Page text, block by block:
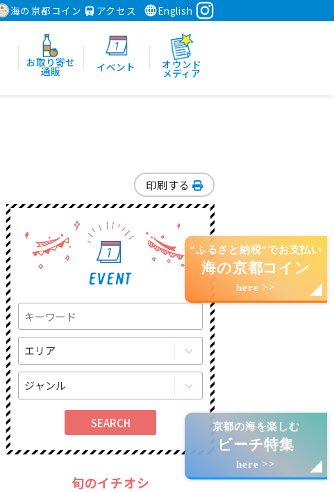
海の京都コイン アクセス English
お取り寄せ
通販 イベント オウンド
メディア
“ふるさと納税”でお支払い
海の京都コイン
here >>
京都の海を楽しむ
ビーチ特集
here >>
印刷する
旬のイチオシ